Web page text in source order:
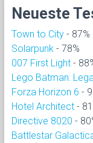
Neueste
Town to City - 87%
Solarpunk - 78%
007 First Light -
Lego Batman:
Forza Horizon 6 -
Hotel Architect -
Directive 8020 -
Battlestar